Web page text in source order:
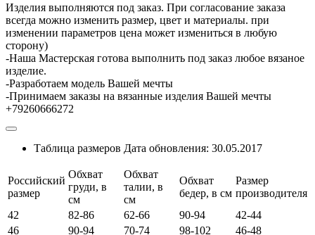
Изделия выполняются под заказ. При согласование заказа
всегда можно изменить размер, цвет и материалы. при
изменении параметров цена может измениться в любую
сторону)
-Наша Мастерская готова выполнить под заказ любое вязаное
изделие.
-Разработаем модель Вашей мечты
-Принимаем заказы на вязанные изделия Вашей мечты
+79260666272
Таблица размеров Дата обновления: 30.05.2017
Российский
размер
Обхват
груди, в
см
Обхват
талии, в
см
Обхват
бедер, в см
Размер
производителя
42
82-86 62-66 90-94
42-44
46
90-94 70-74 98-102 46-48